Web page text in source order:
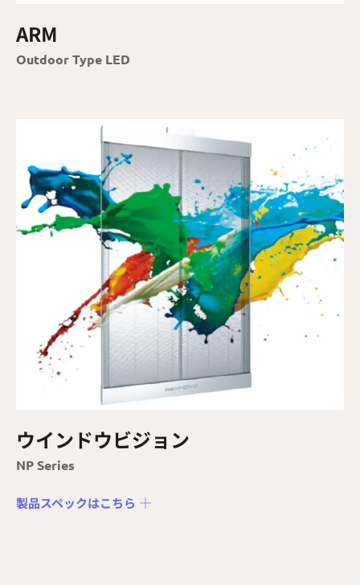
ARM
Outdoor Type LED
ウインドウビジョン
NP Series
製品スペックはこちら